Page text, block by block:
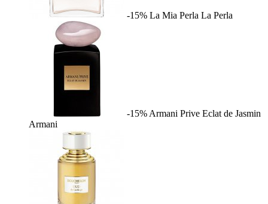
-15% La Mia Perla La Perla
-15% Armani Prive Eclat de Jasmin
Armani